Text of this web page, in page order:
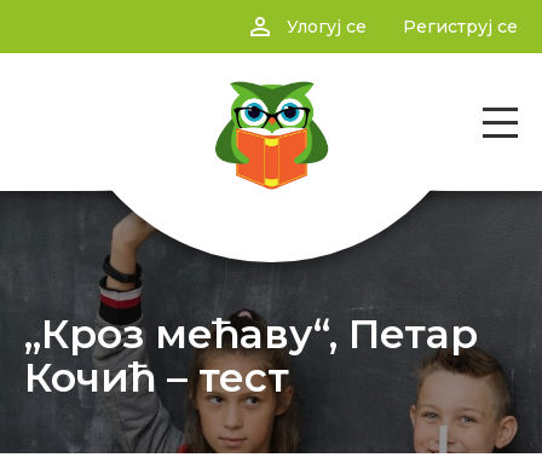
person_outline Улогуј се Региструј се
„Кроз мећаву“, Петар
Кочић – тест